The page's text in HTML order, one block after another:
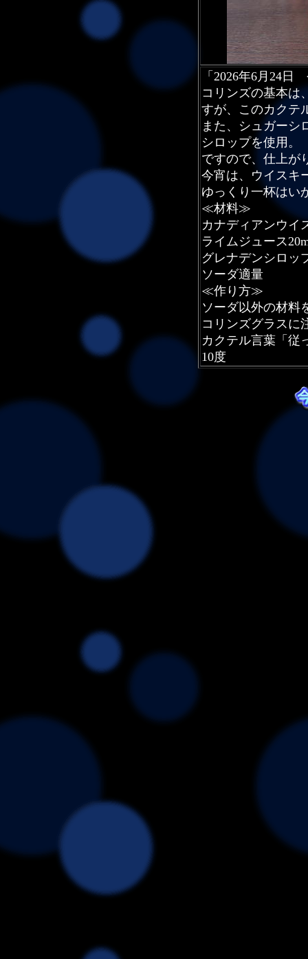
「2026年6月24
コリンズの基本は
すが、このカクテ
また、シュガーシ
シロップを使用。
ですので、仕上が
今宵は、ウイスキ
ゆっくり一杯はい
≪材料≫
カナディアンウイ
ライムジュース
グレナデンシロッ
ソーダ適量
≪作り方≫
ソーダ以外の材料
コリンズグラスに
カクテル言葉「従
10度